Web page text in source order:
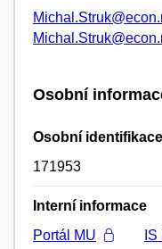
Osobní
Osobní
171953
Interní informace
Portál MU